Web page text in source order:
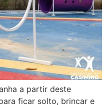
a partir deste
ficar solto, brincar e